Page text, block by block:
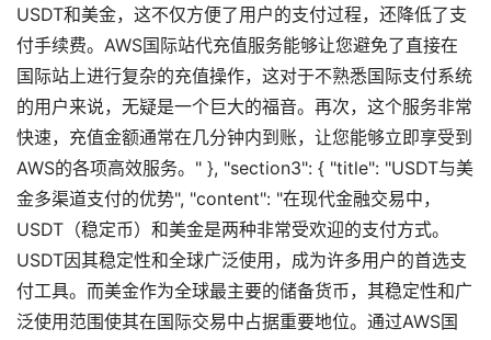
USDT和美金，这不仅方便了用户的支付过程，还降低了支
付手续费。AWS国际站代充值服务能够让您避免了直接在
国际站上进行复杂的充值操作，这对于不熟悉国际支付系统
的用户来说，无疑是一个巨大的福音。再次，这个服务非常
快速，充值金额通常在几分钟内到账，让您能够立即享受到
AWS的各项高效服务。" }, "section3": { "title": "USDT与美
金多渠道支付的优势", "content": "在现代金融交易中，
USDT（稳定币）和美金是两种非常受欢迎的支付方式。
USDT因其稳定性和全球广泛使用，成为许多用户的首选支
付工具。而美金作为全球最主要的储备货币，其稳定性和广
泛使用范围使其在国际交易中占据重要地位。通过AWS国